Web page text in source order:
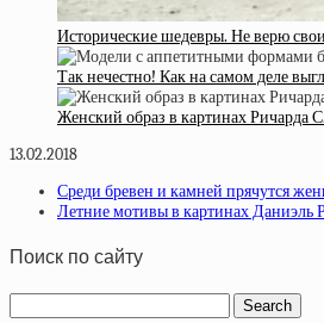
Исторические шедевры. Не верю
Так нечестно! Как на самом деле
Женский образ в картинах Ричарда
13.02.2018
Среди бревен и камней прячутся
Летние мотивы в картинах Даниэль
Поиск по сайту